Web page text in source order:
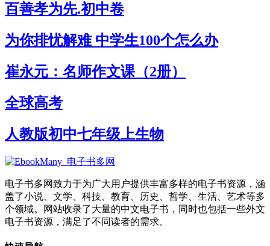
百善孝为先.初中卷
为你排忧解难 中学生100个怎么办
崔永元：名师作文课（2册）
全球高考
人教版初中七年级上生物
电子书多网致力于为广大用户提供丰富多样的电子书资源，涵
盖了小说、文学、科技、教育、历史、哲学、生活、艺术等多
个领域。网站收录了大量的中文电子书，同时也包括一些外文
电子书资源，满足了不同读者的需求。